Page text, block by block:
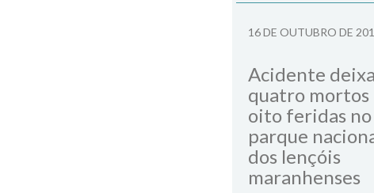
16 DE OUTUBRO DE
Acidente
quatro mortos
oito feridas no
parque
dos lençóis
maranhenses